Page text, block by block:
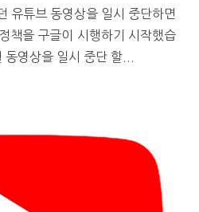
유튜브 동영상을 일시 중단하면
책을 구글이 시행하기 시작했습
영상을 일시 중단 할...